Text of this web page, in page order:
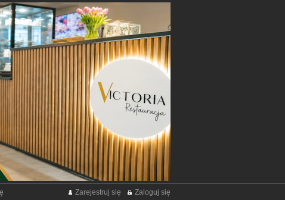
Zarejestruj się Zaloguj się